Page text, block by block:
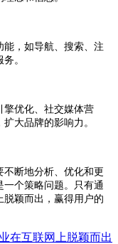
，如导航、搜索、注
。
擎优化、社交媒体营
大品牌的影响力。
断地分析、优化和更
个策略问题。只有通
颖而出，赢得用户的
在互联网上脱颖而出